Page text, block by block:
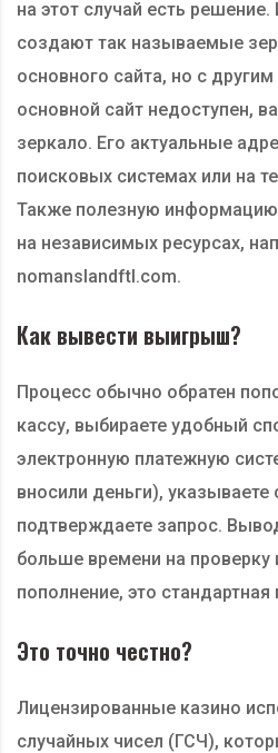
на этот случай есть
создают так называемые
основного сайта, но с
основной сайт недоступен,
зеркало. Его актуальные
поисковых системах или на
Также полезную
на независимых ресурсах,
nomanslandftl.com.
Как вывести выигрыш?
Процесс обычно обратен
кассу, выбираете удобный
электронную платежную
вносили деньги), указываете
подтверждаете запрос.
больше времени на проверку
пополнение, это
Это точно честно?
Лицензированные казино
случайных чисел (ГСЧ),